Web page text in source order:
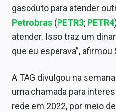
gasoduto para atender
Petrobras (PETR3; PETR4
atender. Isso traz um
que eu esperava”, afirmou
A TAG divulgou na
uma chamada para
rede em 2022, por meio